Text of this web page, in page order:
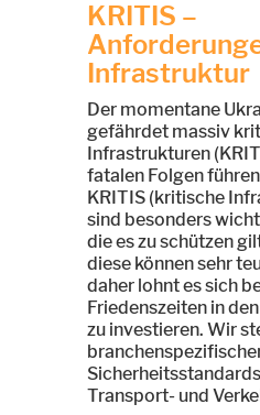
KRITIS –
Infrastruktur
Der momentane
gefährdet massiv
Infrastrukturen
fatalen Folgen
KRITIS (kritische
sind besonders
die es zu schützen
diese können sehr
daher lohnt es sich
Friedenszeiten in
zu investieren. Wir
Transport- und